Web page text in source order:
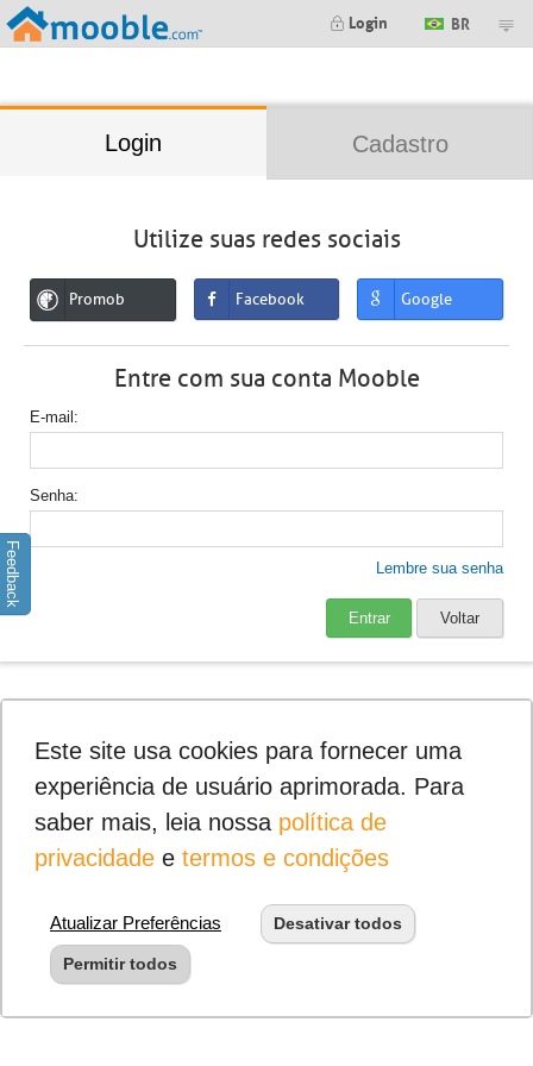
Login BR
Login Cadastro
Utilize suas redes sociais
Promob Facebook Google
Entre com sua conta Mooble
E-mail
Senha
Lembre sua senha
Entrar Voltar
Feedback
Este site usa cookies para fornecer uma
experiência de usuário aprimorada. Para
saber mais, leia nossa política de
privacidadee termos e condições
Atualizar Preferências Desativar todos
Permitir todos